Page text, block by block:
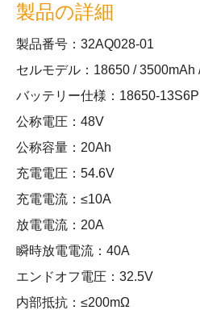
製品の詳細
製品番号：32AQ028-01
セルモデル：18650 / 3500mAh
バッテリー仕様：18650-
公称電圧：48V
公称容量：20Ah
充電電圧：54.6V
充電電流：≤10A
放電電流：20A
瞬時放電電流：40A
エンドオフ電圧：32.5V
内部抵抗：≤200mΩ